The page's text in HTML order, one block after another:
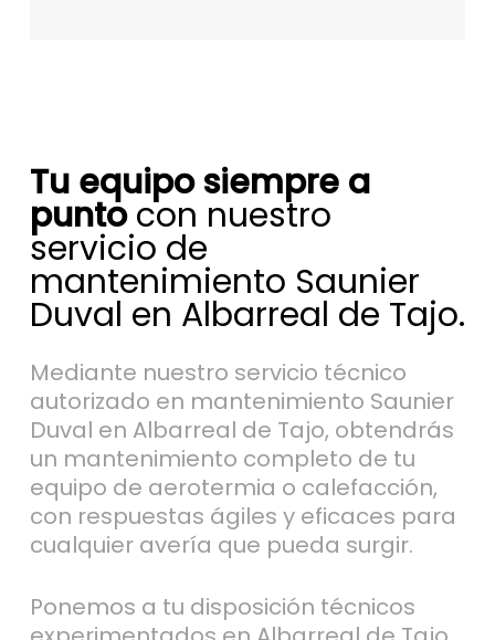
Tu equipo siempre a
puntocon nuestro
servicio de
mantenimiento Saunier
Duval en Albarreal de Tajo.
Mediante nuestro servicio técnico
autorizado en mantenimiento Saunier
Duval en Albarreal de Tajo, obtendrás
un mantenimiento completo de tu
equipo de aerotermia o calefacción,
con respuestas ágiles y eficaces para
cualquier avería que pueda surgir.
Ponemos a tu disposición técnicos